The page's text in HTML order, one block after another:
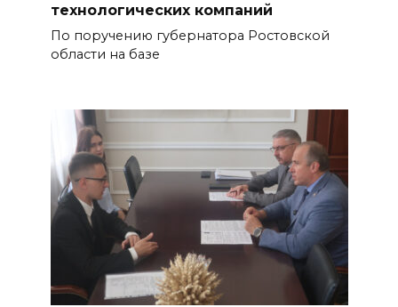
технологических компаний
По поручению губернатора Ростовской
области на базе